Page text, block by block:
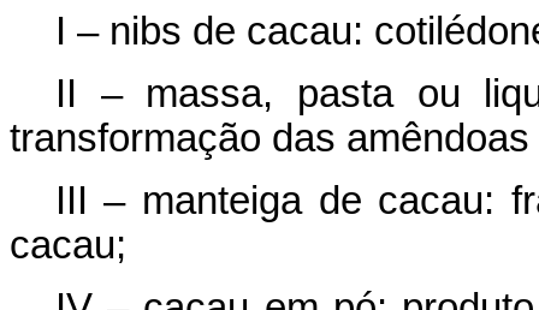
I – nibs de cacau:
II – massa, pasta ou
transformação das
III – manteiga de cacau:
cacau;